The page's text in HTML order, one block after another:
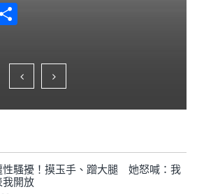
E
ar
e
性騷擾！摸玉手、蹭大腿 她怒喊：我
我開放